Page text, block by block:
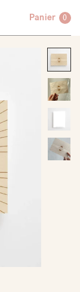
Panier 0